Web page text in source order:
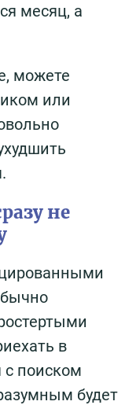
месяц, а
можете
или
не
в
с поиском
будет